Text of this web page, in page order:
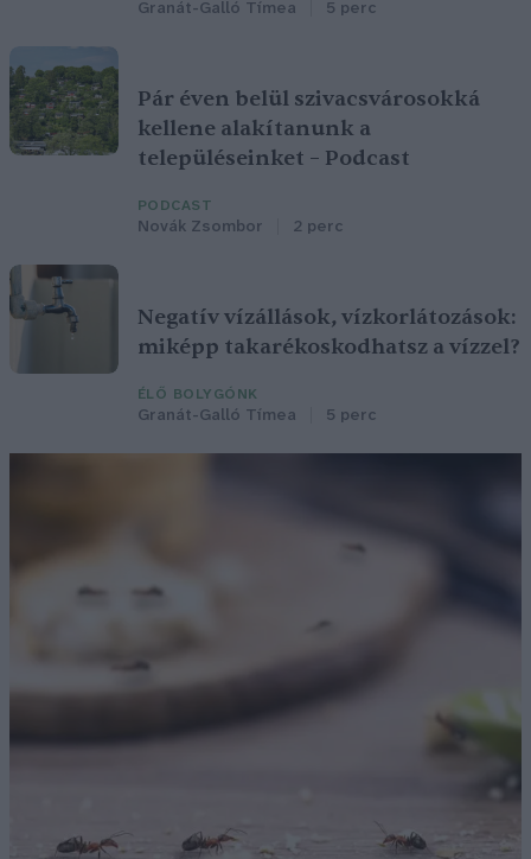
Granát-Galló Tímea 5 perc
Pár éven belül szivacsvárosokká
kellene alakítanunk a
településeinket – Podcast
PODCAST
Novák Zsombor 2 perc
Negatív vízállások, vízkorlátozások:
miképp takarékoskodhatsz a vízzel?
ÉLŐ BOLYGÓNK
Granát-Galló Tímea 5 perc